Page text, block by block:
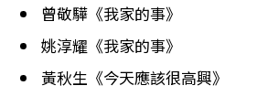
曾敬驊《我家的事》
姚淳耀《我家的事》
黃秋生《今天應該很高興》